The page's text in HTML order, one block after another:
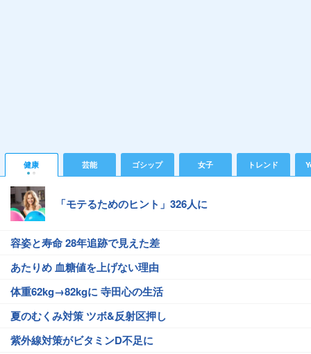
健康 芸能 ゴシップ 女子 トレンド
「モテるためのヒント」326人に
容姿と寿命 28年追跡で見えた差
あたりめ 血糖値を上げない理由
体重62kg→82kgに 寺田心の生活
夏のむくみ対策 ツボ&反射区押し
紫外線対策がビタミンD不足に